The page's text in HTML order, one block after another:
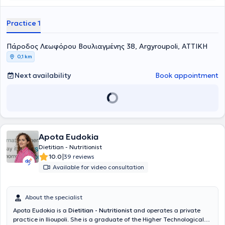
εμμηνόπαυση και στη διατροφή για βελτίωση αθλητικής απόδοσης.
αυτοπεποίθησή σας και σας κάνει να νιώθετε όμορφα κάθε μέρα!
Practice 1
Πάροδος Λεωφόρου Βουλιαγμένης 38, Argyroupoli, ΑΤΤΙΚΗ
0,1 km
Next availability Book appointment
Apota Eudokia
Dietitian - Nutritionist
10.0|39 reviews
Available for video consultation
About the specialist
Apota Eudokia is a Dietitian - Nutritionist and operates a private
practice in Ilioupoli. She is a graduate of the Higher Technological